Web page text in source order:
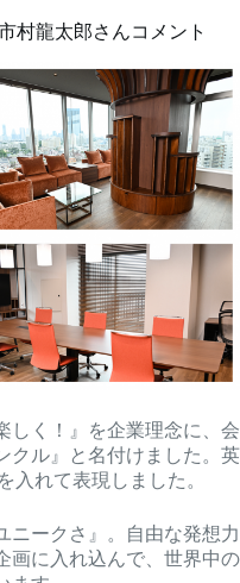
村龍太郎さんコメント
しく！』を企業理念に、会
クル』と名付けました。英
入れて表現しました。
ニークさ』。自由な発想力
画に入れ込んで、世界中の